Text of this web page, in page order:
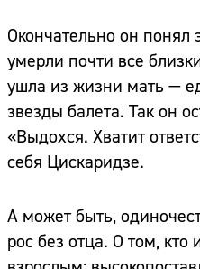
Окончательно он понял
умерли почти все
ушла из жизни мать —
звезды балета. Так он
«Выдохся. Хватит
себя Цискаридзе.
А может быть,
рос без отца. О том, кто